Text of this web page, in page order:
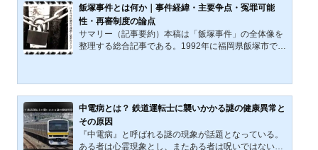
報」として指定し、その情報へのアクセスを政府が事
前に信頼性を検証した民間企業の従業員を含む限られ
た人々に制限する内容が提案されている。セキュリテ
ィ・クリアランス制度日本では以前から、国家の安全
飯塚事件とは何か｜事件経緯・主要争点・冤罪可能
性・再審制度の論点
サマリー（記事要約）本稿は「飯塚事件」の全体像を
整理する総合記事である。1992年に福岡県飯塚市で発
叉路証言の疑問点、死刑執行の是非、そして再審制度
の課題までを通して検討する。 本件は、残虐な未解決
性と、情況証拠を積み上げた死刑確定・執行という二
重の重さを抱えている。何が有罪認定の土台となり、
どこに疑義が残るのか。個別の争点を確認しながら、
日本の刑事司法が抱える問題を読み直すための基礎資
中電病とは？ 鉄道運転士に襲いかかる謎の健康異常と
その原因
『中電病』と呼ばれる謎の現象が話題となっている。
ある者は心霊現象とし、またある者は呪いではないか